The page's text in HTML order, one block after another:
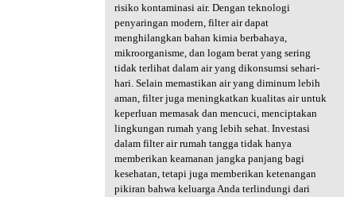
risiko kontaminasi air. Dengan teknologi
penyaringan modern, filter air dapat
menghilangkan bahan kimia berbahaya,
mikroorganisme, dan logam berat yang sering
tidak terlihat dalam air yang dikonsumsi sehari-
hari. Selain memastikan air yang diminum lebih
aman, filter juga meningkatkan kualitas air untuk
keperluan memasak dan mencuci, menciptakan
lingkungan rumah yang lebih sehat. Investasi
dalam filter air rumah tangga tidak hanya
memberikan keamanan jangka panjang bagi
kesehatan, tetapi juga memberikan ketenangan
pikiran bahwa keluarga Anda terlindungi dari